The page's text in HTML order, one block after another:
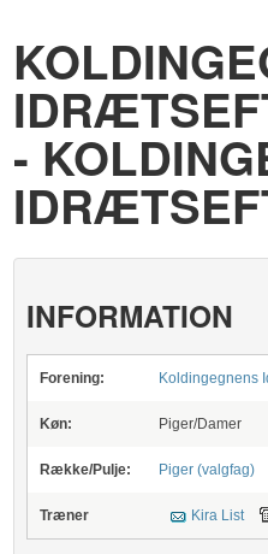
-
INFORMATION
Forening: Koldingegnens
Køn: Piger/Damer
Række/Pulje: Piger (valgfag)
Træner Kira List